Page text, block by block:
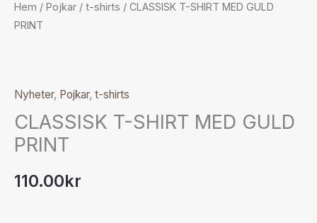
Hem / Pojkar / t-shirts / CLASSISK T-SHIRT MED GULD
PRINT
Nyheter, Pojkar, t-shirts
CLASSISK T-SHIRT MED GULD
PRINT
110.00kr